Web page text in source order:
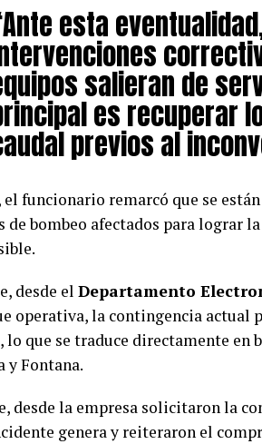
esta
salieran de
es recuperar
previos al
funcionario remarcó que se
de bombeo afectados para lograr
desde el Departamento
operativa, la contingencia actual
que se traduce directamente en
y Fontana.
desde la empresa solicitaron la
genera y reiteraron el